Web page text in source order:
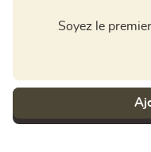
Soyez le